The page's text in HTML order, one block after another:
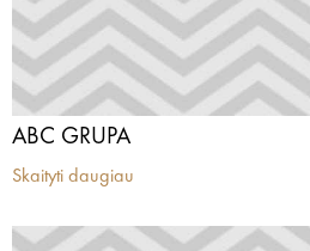
ABC GRUPA
Skaityti daugiau